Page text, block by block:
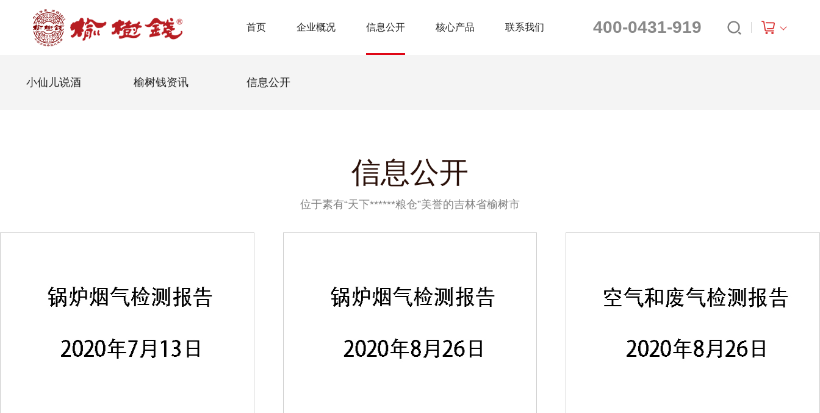
400-0431-919
首页 企业概况 信息公开 核心产品 联系我们
小仙儿说酒 榆树钱资讯 信息公开
信息公开
位于素有“天下******粮仓”美誉的吉林省榆树市